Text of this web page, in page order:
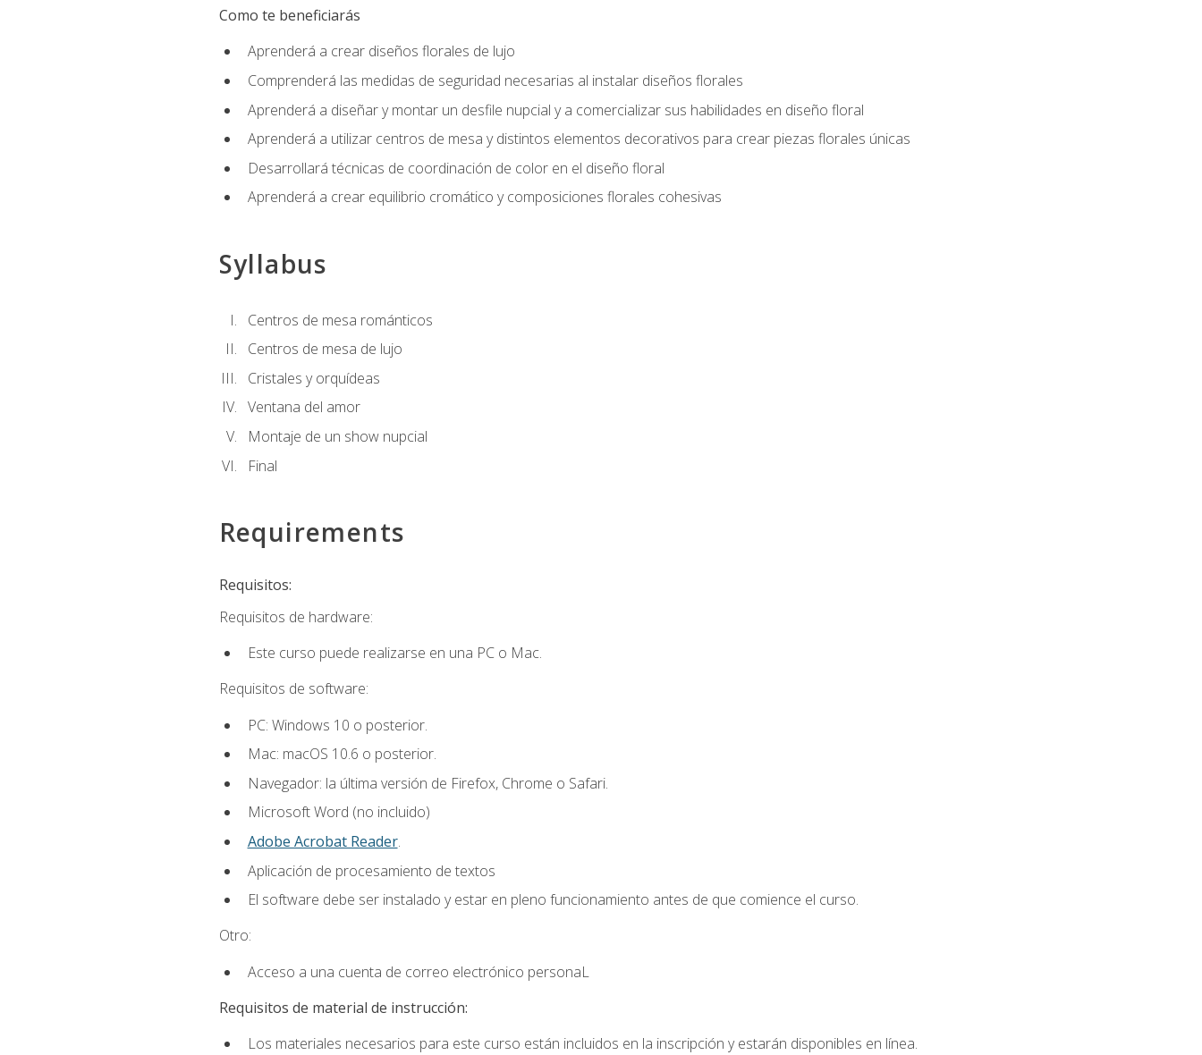
Como te beneficiarás
Aprenderá a crear diseños florales de lujo
Comprenderá las medidas de seguridad necesarias al instalar diseños florales
Aprenderá a diseñar y montar un desfile nupcial y a comercializar sus habilidades en diseño floral
Aprenderá a utilizar centros de mesa y distintos elementos decorativos para crear piezas florales únicas
Desarrollará técnicas de coordinación de color en el diseño floral
Aprenderá a crear equilibrio cromático y composiciones florales cohesivas
Syllabus
Centros de mesa románticos
Centros de mesa de lujo
Cristales y orquídeas
Ventana del amor
Montaje de un show nupcial
Final
Requirements
Requisitos:
Requisitos de hardware:
Este curso puede realizarse en una PC o Mac.
Requisitos de software:
PC: Windows 10 o posterior.
Mac: macOS 10.6 o posterior.
Navegador: la última versión de Firefox, Chrome o Safari.
Microsoft Word (no incluido)
Adobe Acrobat Reader.
Aplicación de procesamiento de textos
El software debe ser instalado y estar en pleno funcionamiento antes de que comience el curso.
Otro:
Acceso a una cuenta de correo electrónico personaL
Requisitos de material de instrucción:
Los materiales necesarios para este curso están incluidos en la inscripción y estarán disponibles en línea.